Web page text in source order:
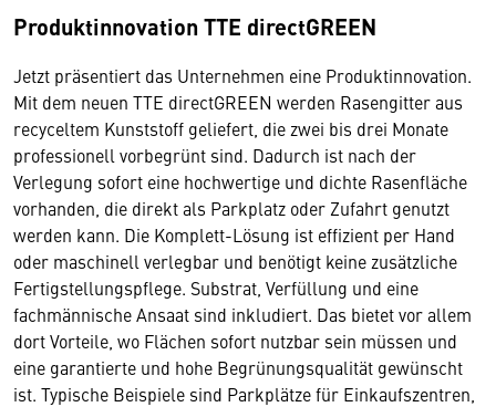
ProduktinnovationTTE directGREEN
Jetzt präsentiert das Unternehmen eine Produktinnovation.
Mit dem neuen TTE directGREEN werden Rasengitter aus
recyceltem Kunststoff geliefert, die zwei bis drei Monate
professionell vorbegrünt sind. Dadurch ist nach der
Verlegung sofort eine hochwertige und dichte Rasenfläche
vorhanden, die direkt als Parkplatz oder Zufahrt genutzt
werden kann. Die Komplett-Lösung ist effizient per Hand
oder maschinell verlegbar und benötigt keine zusätzliche
Fertigstellungspflege. Substrat, Verfüllung und eine
fachmännische Ansaat sind inkludiert. Das bietet vor allem
dort Vorteile, wo Flächen sofort nutzbar sein müssen und
eine garantierte und hohe Begrünungsqualität gewünscht
ist. Typische Beispiele sind Parkplätze für Einkaufszentren,